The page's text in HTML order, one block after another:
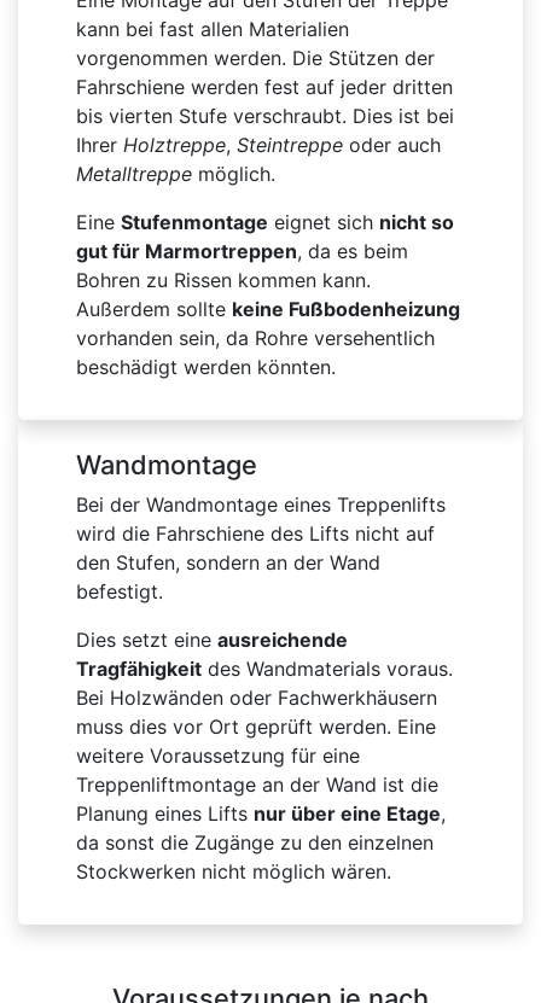
kann bei fast allen Materialien
vorgenommen werden. Die Stützen der
Fahrschiene werden fest auf jeder dritten
bis vierten Stufe verschraubt. Dies ist bei
Ihrer Holztreppe, Steintreppe oder auch
Metalltreppe möglich.
Eine Stufenmontage eignet sich nicht so
gut für Marmortreppen, da es beim
Bohren zu Rissen kommen kann.
Außerdem sollte keine Fußbodenheizung
vorhanden sein, da Rohre versehentlich
beschädigt werden könnten.
Wandmontage
Bei der Wandmontage eines Treppenlifts
wird die Fahrschiene des Lifts nicht auf
den Stufen, sondern an der Wand
befestigt.
Dies setzt eine ausreichende
Tragfähigkeit des Wandmaterials voraus.
Bei Holzwänden oder Fachwerkhäusern
muss dies vor Ort geprüft werden. Eine
weitere Voraussetzung für eine
Treppenliftmontage an der Wand ist die
Planung eines Lifts nur über eine Etage,
da sonst die Zugänge zu den einzelnen
Stockwerken nicht möglich wären.